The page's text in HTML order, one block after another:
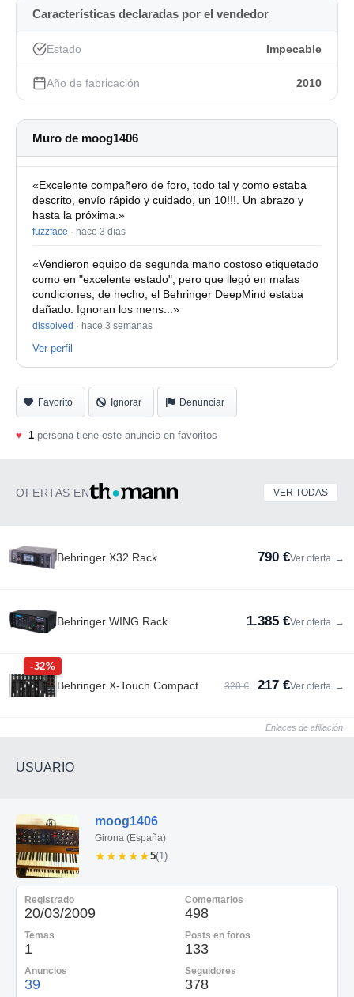
Características declaradas por el vendedor
Estado Impecable
Año de fabricación 2010
Muro de moog1406
«Excelente compañero de foro, todo tal y como estaba
descrito, envío rápido y cuidado, un 10!!!. Un abrazo y
hasta la próxima.»
fuzzface · hace 3 días
«Vendieron equipo de segunda mano costoso etiquetado
como en "excelente estado", pero que llegó en malas
condiciones; de hecho, el Behringer DeepMind estaba
dañado. Ignoran los mens...»
dissolved · hace 3 semanas
Ver perfil
Favorito Ignorar Denunciar
♥ 1 persona tiene este anuncio en favoritos
OFERTAS EN VER TODAS
Behringer X32 Rack 790 €Ver oferta →
Behringer WING Rack 1.385 €Ver oferta →
-32%
Behringer X-Touch Compact 320 € 217 €Ver oferta →
Enlaces de afiliación
USUARIO
moog1406
Girona (España)
★★★★★
★★★★★5(1)
Registrado
20/03/2009
Comentarios
498
Temas
1
Posts en foros
133
Anuncios
39
Seguidores
378